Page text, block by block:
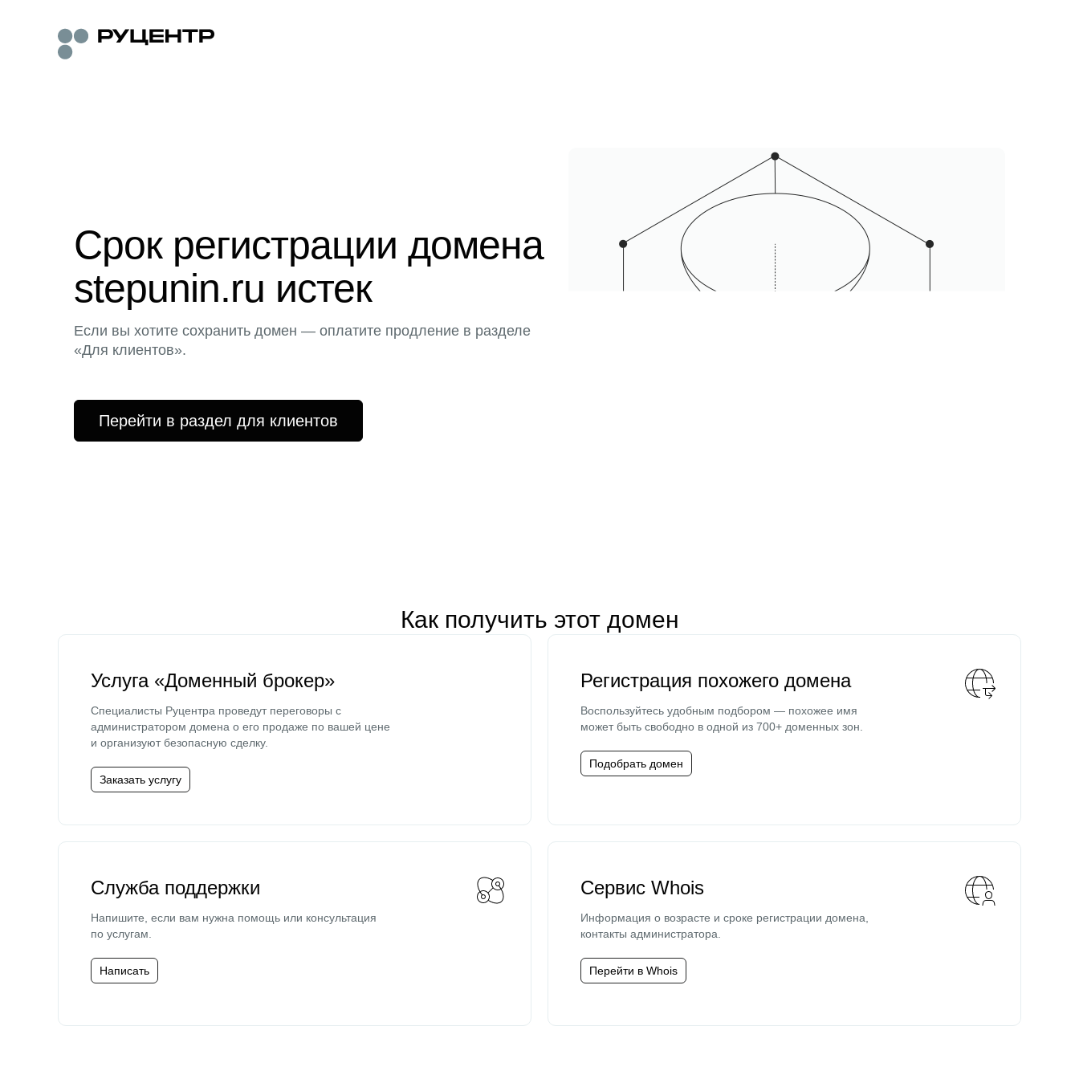
Срок регистрации домена
stepunin.ru истек
Если вы хотите сохранить домен — оплатите продление в разделе
«Для клиентов».
Перейти в раздел для клиентов
Как получить этот домен
Услуга «Доменный брокер»
Специалисты Руцентра проведут переговоры с
администратором домена о его продаже по вашей цене
и организуют безопасную сделку.
Заказать услугу
Регистрация похожего домена
Воспользуйтесь удобным подбором — похожее имя
может быть свободно в одной из 700+ доменных зон.
Подобрать домен
Служба поддержки
Напишите, если вам нужна помощь или консультация
по услугам.
Написать
Сервис Whois
Информация о возрасте и сроке регистрации домена,
контакты администратора.
Перейти в Whois